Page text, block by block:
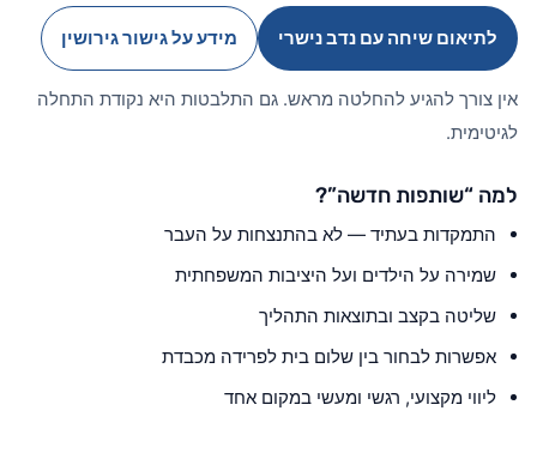
לתיאום שיחה עם נדב נישרי מידע על גישור גירושין
אין צורך להגיע להחלטה מראש. גם התלבטות היא נקודת התחלה
לגיטימית.
למה “שותפות חדשה”?
התמקדות בעתיד — לא בהתנצחות על העבר
שמירה על הילדים ועל היציבות המשפחתית
שליטה בקצב ובתוצאות התהליך
אפשרות לבחור בין שלום בית לפרידה מכבדת
ליווי מקצועי, רגשי ומעשי במקום אחד